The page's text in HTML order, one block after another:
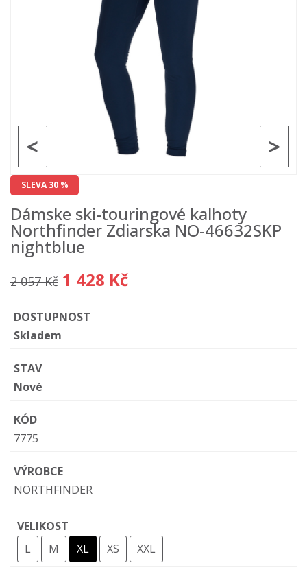
>
<
SLEVA 30 %
Dámske ski-touringové kalhoty
Northfinder Zdiarska NO-46632SKP
nightblue
2 057 Kč 1 428 Kč
DOSTUPNOST
Skladem
STAV
Nové
KÓD
7775
VÝROBCE
NORTHFINDER
VELIKOST
L
M XL XS XXL